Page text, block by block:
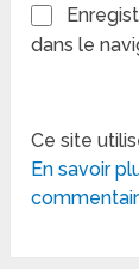
dans le
Ce site
En savoir